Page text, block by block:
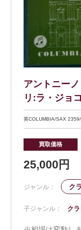
アントニー
リ:ラ・ジョ
英COLUMBIA/SAX
買取価格
25,000円
ジャンル： ク
子ジャンル： ク